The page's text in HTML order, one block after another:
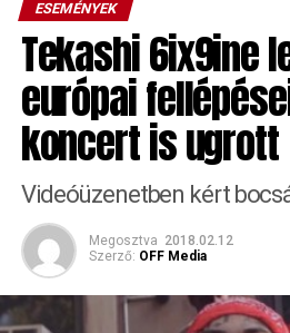
ESEMÉNYEK
Tekashi 6ix9ine
európai
koncert is ugrott
Videóüzenetben kért
Megosztva 2018.02.12
Szerző: OFF Media